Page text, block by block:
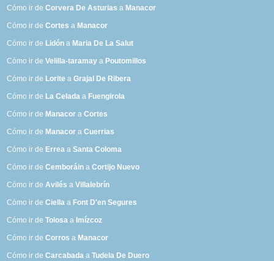
Cómo ir deCorvera De Asturias a Manacor
Cómo ir deCortes a Manacor
Cómo ir de Lidón a Maria De La Salut
Cómo ir deVelilla-taramay a Poutomillos
Cómo ir de Lorite aGrajal De Ribera
Cómo ir de La Celada a Fuengirola
Cómo ir de Manacor aCortes
Cómo ir de Manacor aCuerrias
Cómo ir de Errea aSanta Coloma
Cómo ir deCemboráin aCortijo Nuevo
Cómo ir deAvilés aVillalebrín
Cómo ir deCiella a Font D'en Segures
Cómo ir deTolosa a Imízcoz
Cómo ir deCorros a Manacor
Cómo ir deCarcabada aTudela De Duero